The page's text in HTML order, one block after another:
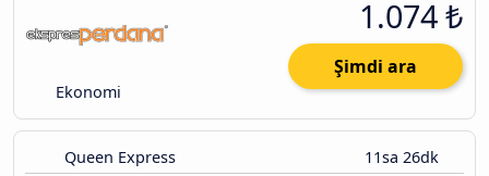
Ekonomi
1.074 ₺
Şimdi ara
Queen Express 11sa 26dk